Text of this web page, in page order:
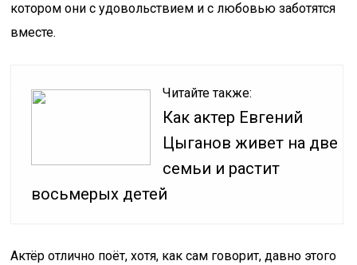
котором они с удовольствием и с любовью заботятся
вместе.
Читайте также:
Как актер Евгений
Цыганов живет на две
семьи и растит
восьмерых детей
Актёр отлично поёт, хотя, как сам говорит, давно этого